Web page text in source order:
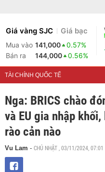
Giá vàng SJC Giá bạc
Mua vào 141,000
0.57%
Bán ra
144,000 0.56%
TÀI CHÍNH QUỐC TẾ
Nga: BRICS chào
và EU gia nhập
rào cản nào
Vu Lam - CHỦ NHẬT , 03/11/2024, 07:01